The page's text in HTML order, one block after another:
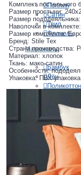
Поплин
Сатин
Твил
Фланель
Материалы
Бамбук
Лён
Поликоттон
Тенсель
Хлопок
Шёлк
Страна
Австрия
Китай
Комплект постельного
Размер простыни:
Размер
Наволочки в
Размер комплекта:
Бренд: Stile Tex
Страна производства:
Материал: хлопок
Ткань: мако-сатин
Особенности:
Упаковка: ПВХ-